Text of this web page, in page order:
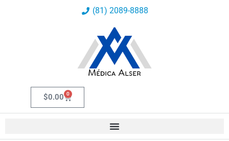
(81) 2089-8888
$0.00 0
Carrito